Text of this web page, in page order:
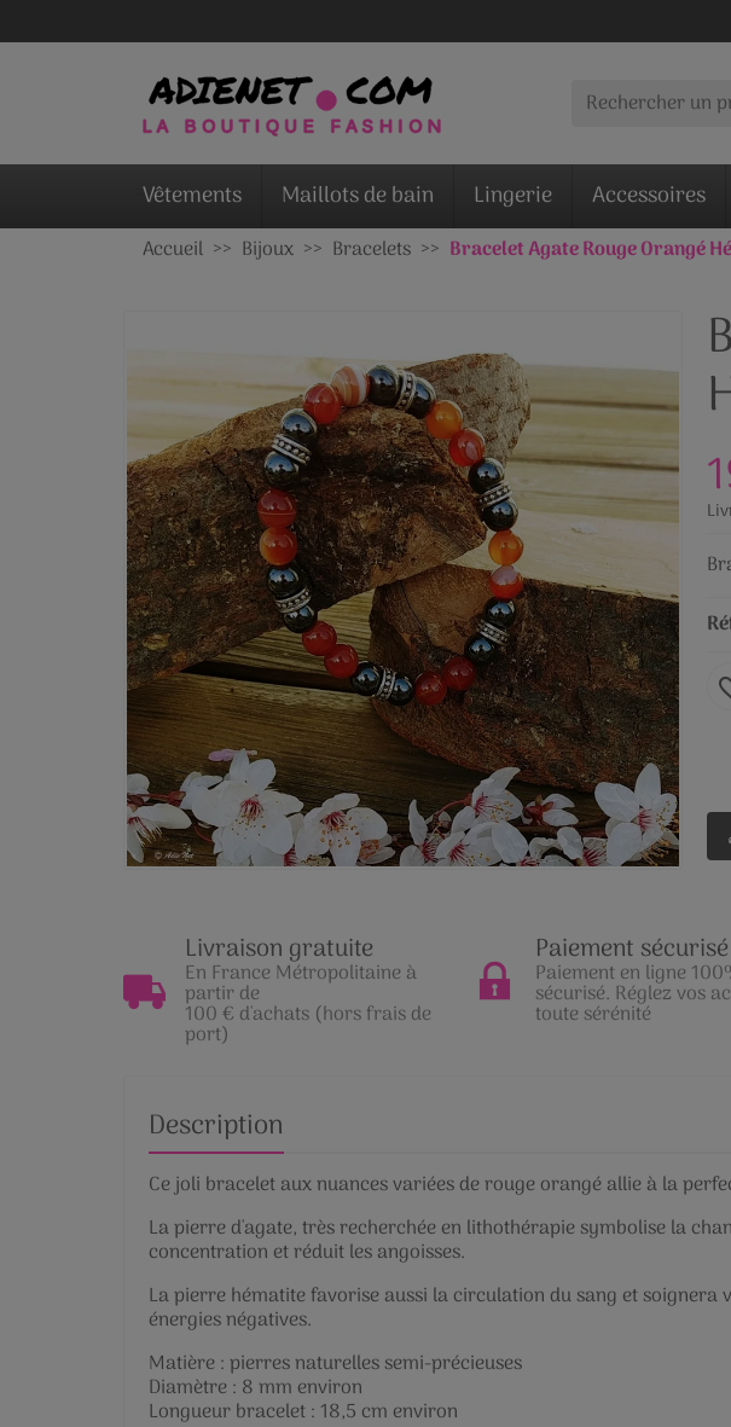
Vêtements Maillots de bain Lingerie Accessoires
Accueil Bijoux Bracelets Bracelet Agate Rouge Orangé
Livraison gratuite
En France Métropolitaine à
partir de
100 € d'achats (hors frais de
port)
Paiement sécurisé
Paiement en ligne
sécurisé. Réglez vos
toute sérénité
Description
Ce joli bracelet aux nuances variées de rouge orangé allie à la
La pierre d'agate, très recherchée en lithothérapie symbolise la
concentration et réduit les angoisses.
La pierre hématite favorise aussi la circulation du sang et
énergies négatives.
Matière : pierres naturelles semi-précieuses
Diamètre : 8 mm environ
Longueur bracelet : 18,5 cm environ